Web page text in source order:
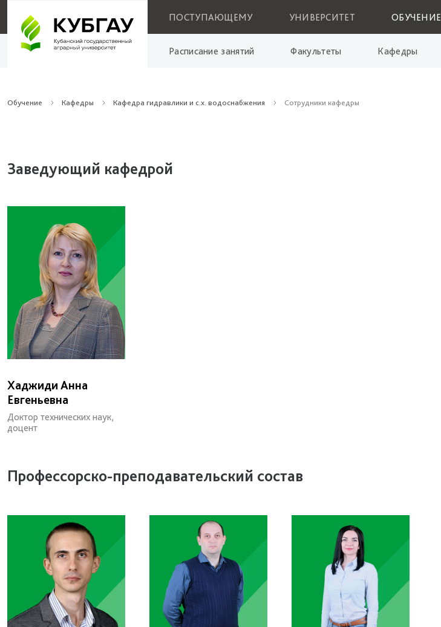
ПОСТУПАЮЩЕМУ УНИВЕРСИТЕТ ОБУЧЕНИЕ
Расписание занятий Факультеты Кафедры
Обучение Кафедры Кафедра гидравлики и с.х. водоснабжения Сотрудники кафедры
Заведующий кафедрой
Хаджиди Анна
Евгеньевна
Доктор технических наук,
доцент
Профессорско-преподавательский состав